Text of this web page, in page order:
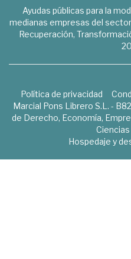
Ayudas públicas para la
medianas empresas del
Recuperación,
Política de privacidad
Marcial Pons Librero S.L. -
de Derecho, Economía,
Hospedaje y